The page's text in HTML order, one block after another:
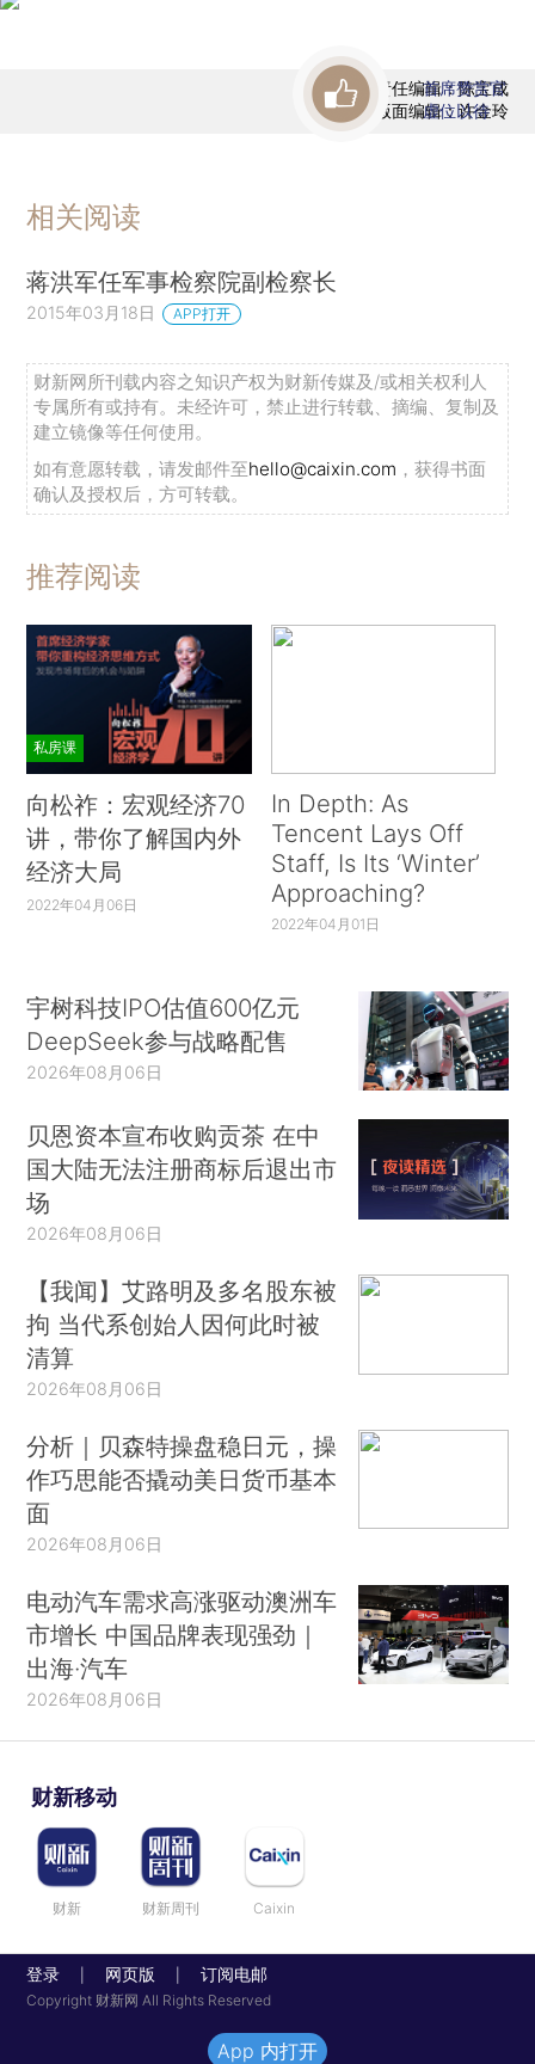
责任编辑：陈宝成
版面编辑：许金玲
首席赞赏官
虚位以待
相关阅读
蒋洪军任军事检察院副检察长
2015年03月18日 APP打开
财新网所刊载内容之知识产权为财新传媒及/或相关权利人
专属所有或持有。未经许可，禁止进行转载、摘编、复制及
建立镜像等任何使用。
如有意愿转载，请发邮件至hello@caixin.com ，获得书面
确认及授权后，方可转载。
推荐阅读
私房课
向松祚：宏观经济70
讲，带你了解国内外
经济大局
2022年04月06日
In Depth: As
Tencent Lays Off
Staff, Is Its ‘Winter’
Approaching?
2022年04月01日
宇树科技IPO估值600亿元
DeepSeek参与战略配售
2026年08月06日
贝恩资本宣布收购贡茶 在中
国大陆无法注册商标后退出市
场
2026年08月06日
【我闻】艾路明及多名股东被
拘 当代系创始人因何此时被
清算
2026年08月06日
分析｜贝森特操盘稳日元，操
作巧思能否撬动美日货币基本
面
2026年08月06日
电动汽车需求高涨驱动澳洲车
市增长 中国品牌表现强劲｜
出海·汽车
2026年08月06日
财新移动
财新 财新周刊 Caixin
登录 网页版 订阅电邮
Copyright 财新网 All Rights Reserved
App 内打开